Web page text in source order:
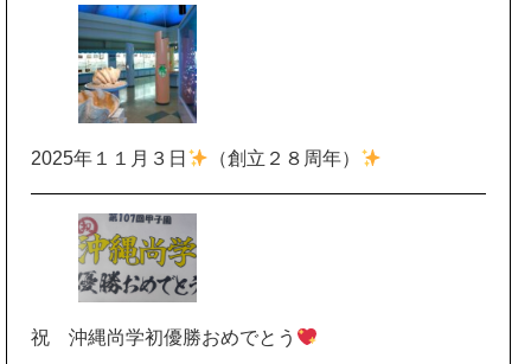
2025年１１月３日 （創立２８周年）
祝 沖縄尚学初優勝おめでとう